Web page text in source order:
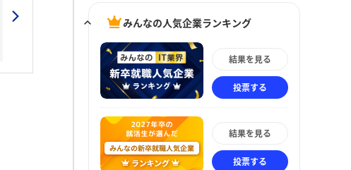
みんなの人気企業ランキング
結果を見る
投票する
結果を見る
投票する